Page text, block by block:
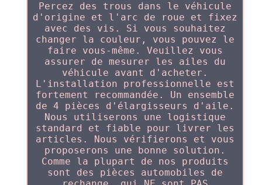
Percez des trous dans le véhicule
d'origine et l'arc de roue et fixez
avec des vis. Si vous souhaitez
changer la couleur, vous pouvez le
faire vous-même. Veuillez vous
assurer de mesurer les ailes du
véhicule avant d'acheter.
L'installation professionnelle est
fortement recommandée. Un ensemble
de 4 pièces d'élargisseurs d'aile.
Nous utiliserons une logistique
standard et fiable pour livrer les
articles. Nous vérifierons et vous
proposerons une bonne solution.
Comme la plupart de nos produits
sont des pièces automobiles de